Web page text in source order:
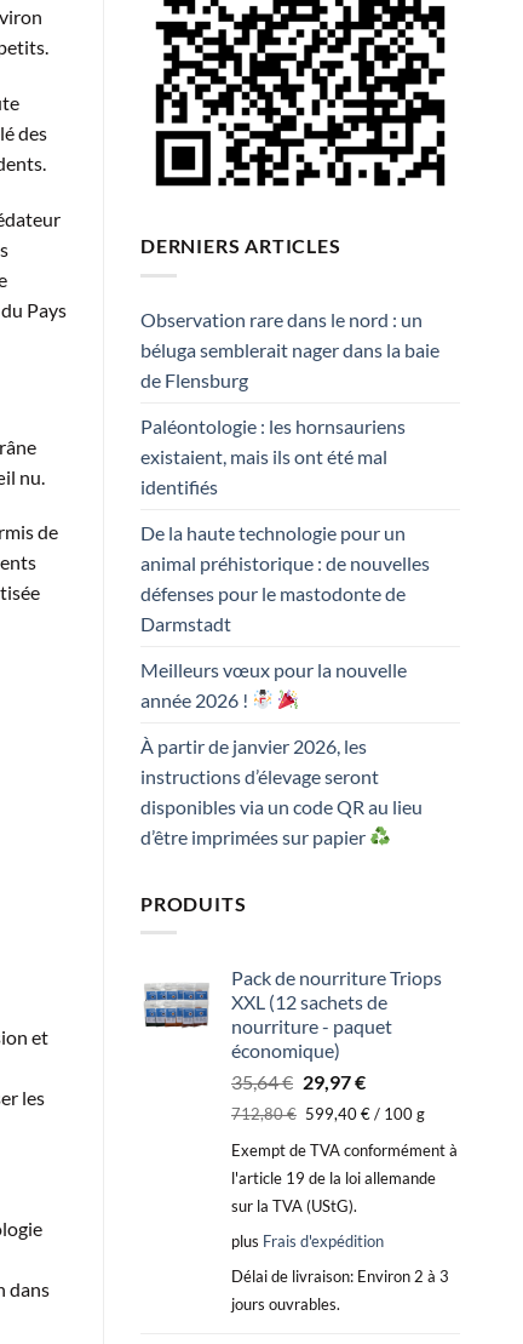
des
Pays
nu.
de
et
les
dans
DERNIERS ARTICLES
Observation rare dans le nord : un
béluga semblerait nager dans la baie
de Flensburg
Paléontologie : les hornsauriens
existaient, mais ils ont été mal
identifiés
De la haute technologie pour un
animal préhistorique : de nouvelles
défenses pour le mastodonte de
Darmstadt
Meilleurs vœux pour la nouvelle
année 2026 !
À partir de janvier 2026, les
instructions d’élevage seront
disponibles via un code QR au lieu
d’être imprimées sur papier
PRODUITS
Pack de nourriture Triops
XXL (12 sachets de
nourriture - paquet
économique)
35,64€ Le
prix
était :
35,64 €.
29,97€Le
prix
est :
29,97 €.
712,80€ 599,40€/ 100g
Exempt de TVA conformément à
l'article 19 de la loi allemande
sur la TVA (UStG).
plus Frais d'expédition
Délai de livraison: Environ 2 à 3
jours ouvrables.